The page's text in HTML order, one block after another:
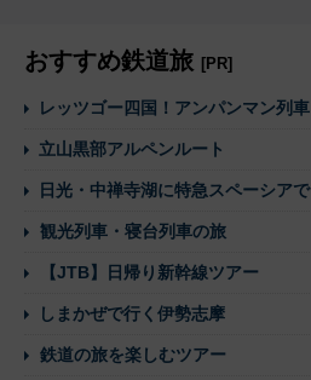
おすすめ鉄道旅 [PR]
レッツゴー四国！アンパンマン列車
立山黒部アルペンルート
日光・中禅寺湖に特急スペーシアで
観光列車・寝台列車の旅
【JTB】日帰り新幹線ツアー
しまかぜで行く伊勢志摩
鉄道の旅を楽しむツアー